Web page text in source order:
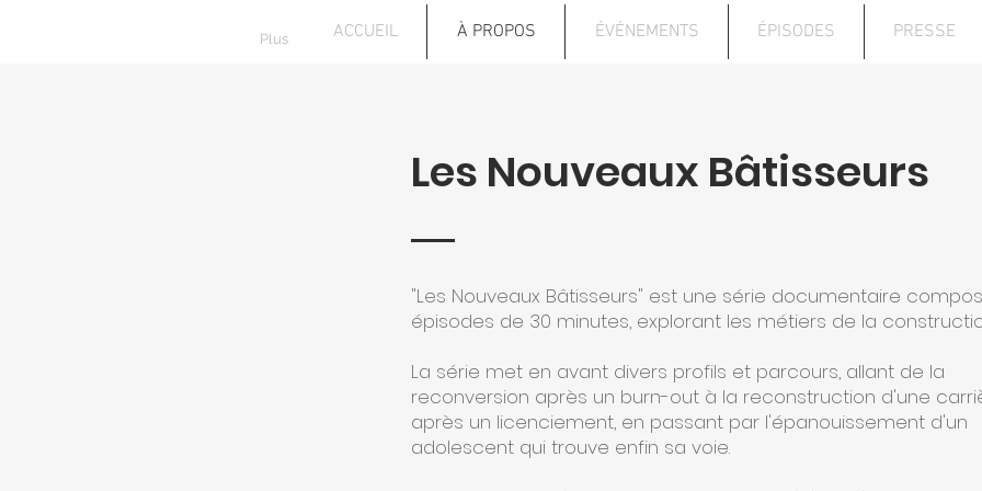
Plus ACCUEIL À PROPOS ÉVÉNEMENTS ÉPISODES PRESSE
Les Nouveaux Bâtisseurs
"Les Nouveaux Bâtisseurs" est une série documentaire
épisodes de 30 minutes, explorant les métiers de la
La série met en avant divers profils et parcours, allant de la
reconversion après un burn-out à la reconstruction d'une
après un licenciement, en passant par l'épanouissement d'un
adolescent qui trouve enfin sa voie.